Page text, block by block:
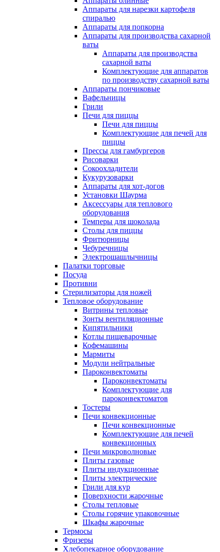
Аппараты для нарезки картофеля
спиралью
Аппараты для попкорна
Аппараты для производства сахарной
ваты
Аппараты для производства
сахарной ваты
Комплектующие для аппаратов
по производству сахарной ваты
Аппараты пончиковые
Вафельницы
Грили
Печи для пиццы
Печи для пиццы
Комплектующие для печей для
пиццы
Прессы для гамбургеров
Рисоварки
Сокоохладители
Кукурузоварки
Аппараты для хот-догов
Установки Шаурма
Аксессуары для теплового
оборудования
Темперы для шоколада
Столы для пиццы
Фритюрницы
Чебуречницы
Электрошашлычницы
Палатки торговые
Посуда
Противни
Стерилизаторы для ножей
Тепловое оборудование
Витрины тепловые
Зонты вентиляционные
Кипятильники
Котлы пищеварочные
Кофемашины
Мармиты
Модули нейтральные
Пароконвектоматы
Пароконвектоматы
Комплектующие для
пароконвектоматов
Тостеры
Печи конвекционные
Печи конвекционные
Комплектующие для печей
конвекционных
Печи микроволновые
Плиты газовые
Плиты индукционные
Плиты электрические
Грили для кур
Поверхности жарочные
Столы тепловые
Столы горячие упаковочные
Шкафы жарочные
Термосы
Фризеры
Хлебопекарное оборудование